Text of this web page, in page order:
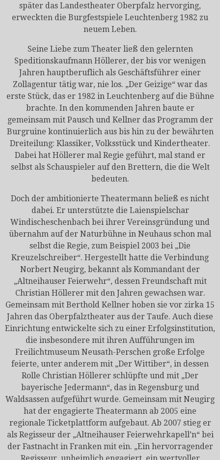
später das Landestheater Oberpfalz hervorging,
erweckten die Burgfestspiele Leuchtenberg 1982 zu
neuem Leben.
Seine Liebe zum Theater ließ den gelernten
Speditionskaufmann Höllerer, der bis vor wenigen
Jahren hauptberuflich als Geschäftsführer einer
Zollagentur tätig war, nie los. „Der Geizige“ war das
erste Stück, das er 1982 in Leuchtenberg auf die Bühne
brachte. In den kommenden Jahren baute er
gemeinsam mit Pausch und Kellner das Programm der
Burgruine kontinuierlich aus bis hin zu der bewährten
Dreiteilung: Klassiker, Volksstück und Kindertheater.
Dabei hat Höllerer mal Regie geführt, mal stand er
selbst als Schauspieler auf den Brettern, die die Welt
bedeuten.
Doch der ambitionierte Theatermann beließ es nicht
dabei. Er unterstützte die Laienspielschar
Windischeschenbach bei ihrer Vereinsgründung und
übernahm auf der Naturbühne in Neuhaus schon mal
selbst die Regie, zum Beispiel 2003 bei „Die
Kreuzelschreiber“. Hergestellt hatte die Verbindung
Norbert Neugirg, bekannt als Kommandant der
„Altneihauser Feierwehr“, dessen Freundschaft mit
Christian Höllerer mit den Jahren gewachsen war.
Gemeinsam mit Berthold Kellner hoben sie vor zirka 15
Jahren das Oberpfalztheater aus der Taufe. Auch diese
Einrichtung entwickelte sich zu einer Erfolgsinstitution,
die insbesondere mit ihren Aufführungen im
Freilichtmuseum Neusath-Perschen große Erfolge
feierte, unter anderem mit „Der Wittiber“, in dessen
Rolle Christian Höllerer schlüpfte und mit „Der
bayerische Jedermann“, das in Regensburg und
Waldsassen aufgeführt wurde. Gemeinsam mit Neugirg
hat der engagierte Theatermann ab 2005 eine
regionale Ticketplattform aufgebaut. Ab 2007 stieg er
als Regisseur der „Altneihauser Feierwehrkapell’n“ bei
der Fastnacht in Franken mit ein. „Ein hervorragender
Regisseur, unheimlich engagiert, ein wertvoller